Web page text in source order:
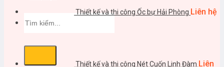
kiếm:
Thiết kế và thi công Ốc bự Hải Phòng Liên hệ
Thiết kế và thi công Nét Cuốn Linh Đàm Liên